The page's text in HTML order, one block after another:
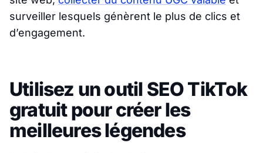
surveiller lesquels génèrent le plus de clics et
d’engagement.
Utilisez un outil SEO TikTok
gratuit pour créer les
meilleures légendes